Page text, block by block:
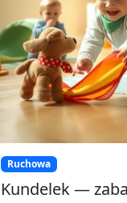
Ruchowa
Kundelek —